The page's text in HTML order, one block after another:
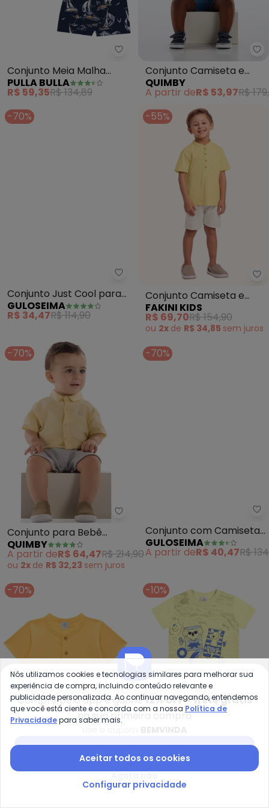
Pulla Bulla - Conjunto Meia
Conjunto Meia Malha
(Amarelo)
PULLA BULLA
R$ 59,35R$ 134,89
Conjunto Camiseta e
Bermuda Bebê
(Amarelo)
QUIMBY
A partir deR$ 53,97R$
-70%
Guloseima - Conjunto Just
Conjunto Just Cool para
Menino Amarelo
GULOSEIMA
R$ 34,47R$ 114,90
-55%
Conjunto Camiseta e
Bermuda (Amarelo)
FAKINI KIDS
R$ 69,70R$ 154,90
ou 2x de R$ 34,85 sem juros
-70%
Quimby - Conjunto para Bebê
Conjunto para Bebê
Camisa e Bermuda
(Amarelo)
QUIMBY
A partir deR$ 64,47R$ 214,90
ou 2x de R$ 32,23 sem juros
-70%
Conjunto com Camiseta
e Bermuda (Amarelo)
GULOSEIMA
A partir deR$ 40,47R$
-70%
Marlan - Conjunto Camiseta e
Conjunto Camiseta e
Bermuda Moletinho
R$ 124,90
-10%
Conjunto Praia Relax
Menino (Amarelo)
OUTLET
R$ 58,41
Compre pelo app e ganhe12% OFF + frete grátis
na sua primeira compra
Nós utilizamos cookies e tecnologias similares para melhorar sua
experiência de compra, incluindo conteúdo relevante e
publicidade personalizada. Ao continuar navegando, entendemos
que você está ciente e concorda com a nossa Política de
Privacidadepara saber mais.
Aceitar todos os cookies
Configurar privacidade